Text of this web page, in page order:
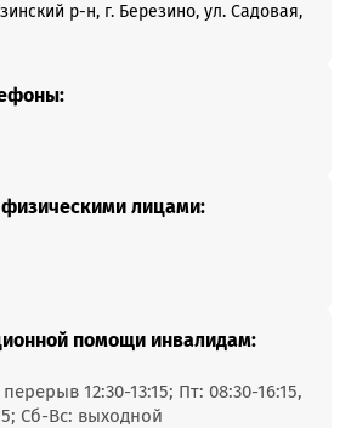
р-н, г. Березино, ул. Садовая,
лицами:
помощи инвалидам:
12:30-13:15; Пт: 08:30-16:15,
Сб-Вс: выходной